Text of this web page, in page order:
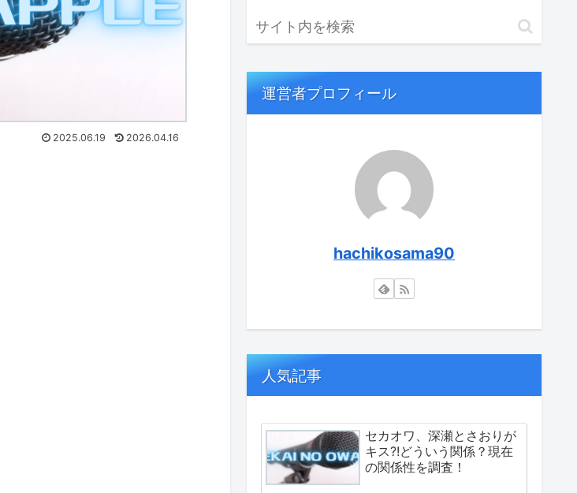
2025.06.19 2026.04.16
運営者プロフィール
hachikosama90
人気記事
セカオワ、深瀬とさおりが
キス?!どういう関係？現在
の関係性を調査！